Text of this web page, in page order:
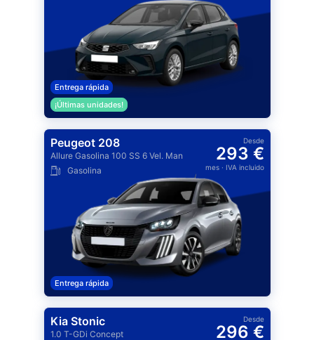
Entrega rápida
¡Últimas unidades!
Peugeot 208
Allure Gasolina 100 SS 6 Vel. Man
Gasolina
Desde
293 €
mes· IVA incluido
Entrega rápida
Kia Stonic
1.0 T-GDi Concept
Desde
296 €